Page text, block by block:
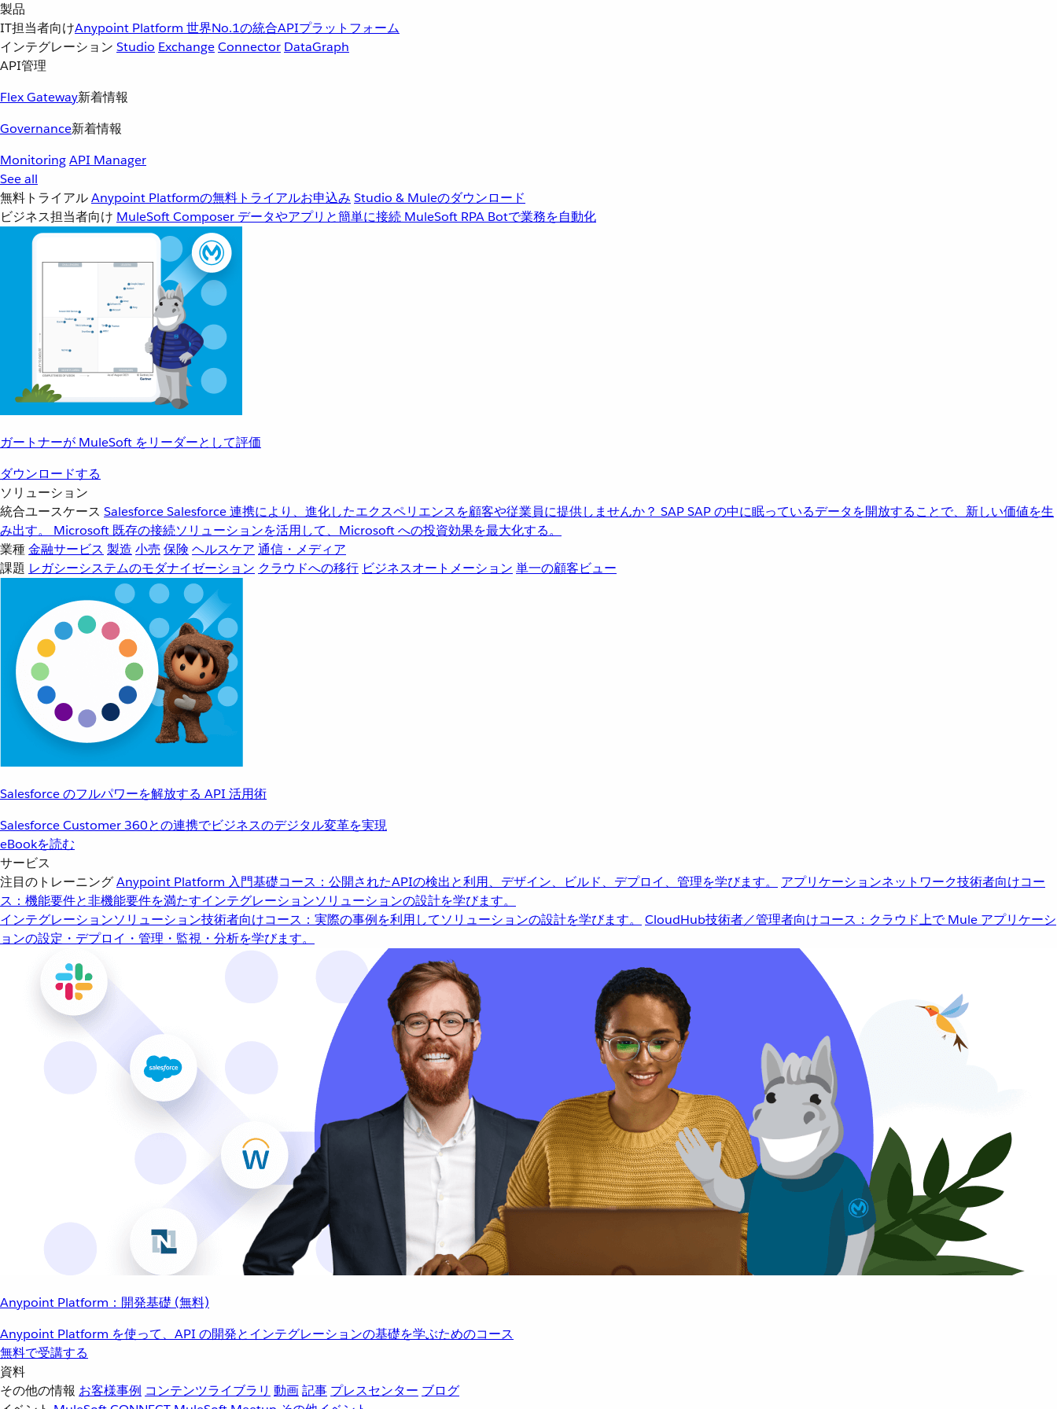
製品
IT担当者向けAnypoint Platform 世界No.1の統合APIプラットフォーム
インテグレーション Studio ExchangeConnector DataGraph
API管理
Flex Gateway新着情報
Governance新着情報
MonitoringAPI Manager
See all
無料トライアルAnypoint Platformの無料トライアルお申込み Studio & Muleのダウンロード
ビジネス担当者向け MuleSoft Composer データやアプリと簡単に接続 MuleSoft RPA Botで業務を自動化
ガートナーが MuleSoft をリーダーとして評価
ダウンロードする
ソリューション
統合ユースケース SalesforceSalesforce 連携により、進化したエクスペリエンスを顧客や従業員に提供しませんか？ SAPSAP の中に眠っているデータを開放することで、新しい価値を生
み出す。
Microsoft 既存の接続ソリューションを活用して、Microsoft への投資効果を最大化する。
業種金融サービス 製造 小売 保険 ヘルスケア 通信・メディア
課題 レガシーシステムのモダナイゼーション クラウドへの移行 ビジネスオートメーション 単一の顧客ビュー
Salesforce のフルパワーを解放する API 活用術
Salesforce Customer 360との連携でビジネスのデジタル変革を実現
eBookを読む
サービス
注目のトレーニングAnypoint Platform 入門基礎コース：公開されたAPIの検出と利用、デザイン、ビルド、デプロイ、管理を学びます。 アプリケーションネットワーク技術者向けコー
ス：機能要件と非機能要件を満たすインテグレーションソリューションの設計を学びます。
インテグレーションソリューション技術者向けコース：実際の事例を利用してソリューションの設計を学びます。 CloudHub技術者／管理者向けコース：クラウド上で Mule アプリケーシ
ョンの設定・デプロイ・管理・監視・分析を学びます。
Anypoint Platform：開発基礎 (無料)
Anypoint Platform を使って、API の開発とインテグレーションの基礎を学ぶためのコース
無料で受講する
資料
その他の情報 お客様事例 コンテンツライブラリ 動画記事 プレスセンター ブログ